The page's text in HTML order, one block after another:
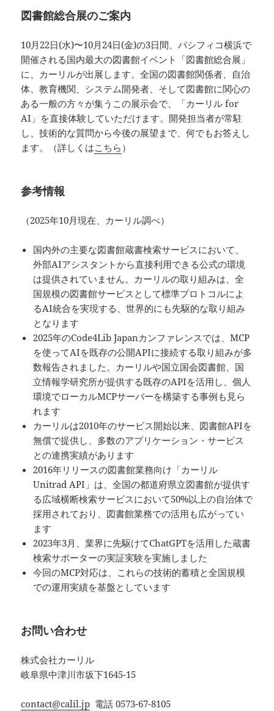
図書館総合展のご案内
10月22日(水)〜10月24日(金)の3日間、パシフィコ横浜で
開催される国内最大の図書館イベント「図書館総合展」
に、カーリルが出展します。全国の図書館関係者、自治
体、教育機関、システム開発者、そして図書館に関心の
ある一般の方々が集うこの展示会で、「カーリル for
AI」を直接体験していただけます。開発担当者が常駐
し、技術的な質問から今後の展望まで、何でもお答えし
ます。（詳しくはこちら ）
参考情報
（2025年10月現在、カーリル調べ）
国内外の主要な図書館蔵書検索サービスにおいて、
外部AIアシスタントから直接利用できる公式の環境
は提供されていません。カーリルの取り組みは、全
国規模の図書館サービスとして標準プロトコルによ
るAI統合を実現する、世界的にも先駆的な取り組み
となります
2025年のCode4Lib Japanカンファレンスでは、MCP
を使ってAIを既存の公開APIに接続する取り組みが多
数報告されました。カーリルや国立国会図書館、国
立情報学研究所が提供する既存のAPIを活用し、個人
環境でローカルMCPサーバーを構築する事例も見ら
れます
カーリルは2010年のサービス開始以来、図書館APIを
無償で提供し、多数のアプリケーション・サービス
との連携実績があります
2016年リリースの図書館業務向け「カーリル
Unitrad API」は、全国の都道府県立図書館が提供す
る広域横断検索サービスにおいて50%以上の自治体で
採用されており、図書館業務での活用も広がってい
ます
2023年3月、業界に先駆けてChatGPTを活用した蔵書
検索サポーターの実証実験を実施しました
今回のMCP対応は、これらの技術的蓄積と全国規模
での運用実績を基盤としています
お問い合わせ
株式会社カーリル
岐阜県中津川市坂下1645-15
contact@calil.jp 電話 0573-67-8105